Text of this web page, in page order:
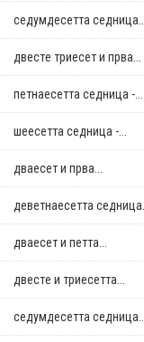
седумдесетта седница...
двестe триесет и прва...
петнаесетта седница -...
шеесетта седница -...
дваесет и прва...
деветнаесетта седница...
дваесет и петта...
двестe и триесетта...
седумдесетта седница...